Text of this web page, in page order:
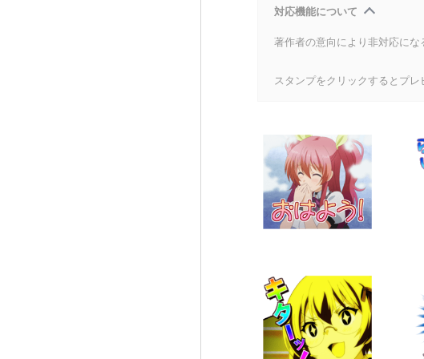
対応機能について
著作者の意向により非対応にな
スタンプをクリックするとプレ